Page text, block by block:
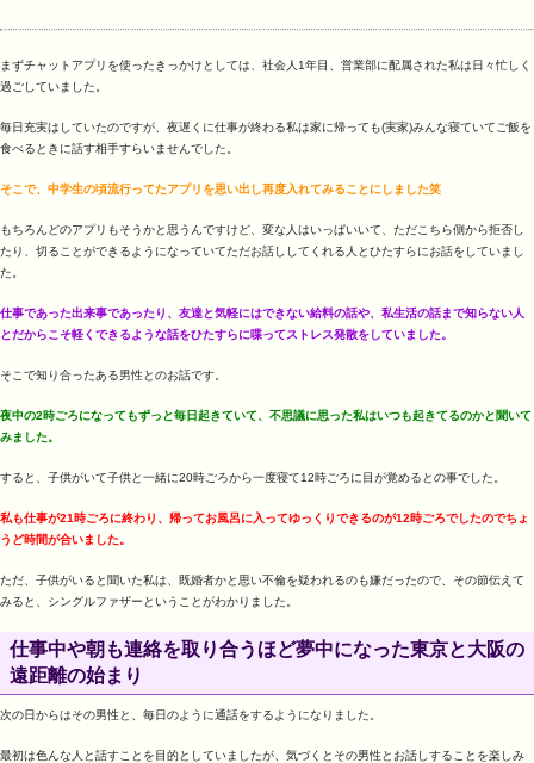
まずチャットアプリを使ったきっかけとしては、社会人1年目、営業部に配属された私は日々忙しく
過ごしていました。
毎日充実はしていたのですが、夜遅くに仕事が終わる私は家に帰っても(実家)みんな寝ていてご飯を
食べるときに話す相手すらいませんでした。
そこで、中学生の頃流行ってたアプリを思い出し再度入れてみることにしました笑
もちろんどのアプリもそうかと思うんですけど、変な人はいっぱいいて、ただこちら側から拒否し
たり、切ることができるようになっていてただお話ししてくれる人とひたすらにお話をしていまし
た。
仕事であった出来事であったり、友達と気軽にはできない給料の話や、私生活の話まで知らない人
とだからこそ軽くできるような話をひたすらに喋ってストレス発散をしていました。
そこで知り合ったある男性とのお話です。
夜中の2時ごろになってもずっと毎日起きていて、不思議に思った私はいつも起きてるのかと聞いて
みました。
すると、子供がいて子供と一緒に20時ごろから一度寝て12時ごろに目が覚めるとの事でした。
私も仕事が21時ごろに終わり、帰ってお風呂に入ってゆっくりできるのが12時ごろでしたのでちょ
うど時間が合いました。
ただ、子供がいると聞いた私は、既婚者かと思い不倫を疑われるのも嫌だったので、その節伝えて
みると、シングルファザーということがわかりました。
仕事中や朝も連絡を取り合うほど夢中になった東京と大阪の
遠距離の始まり
次の日からはその男性と、毎日のように通話をするようになりました。
最初は色んな人と話すことを目的としていましたが、気づくとその男性とお話しすることを楽しみ